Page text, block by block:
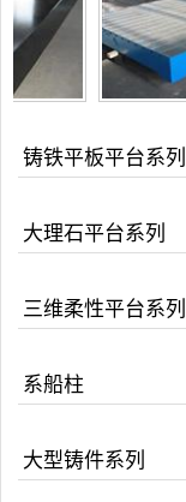
铸铁平板平台系列
大理石平台系列
三维柔性平台系列
系船柱
大型铸件系列